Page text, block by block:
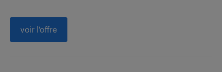
voir l'offre